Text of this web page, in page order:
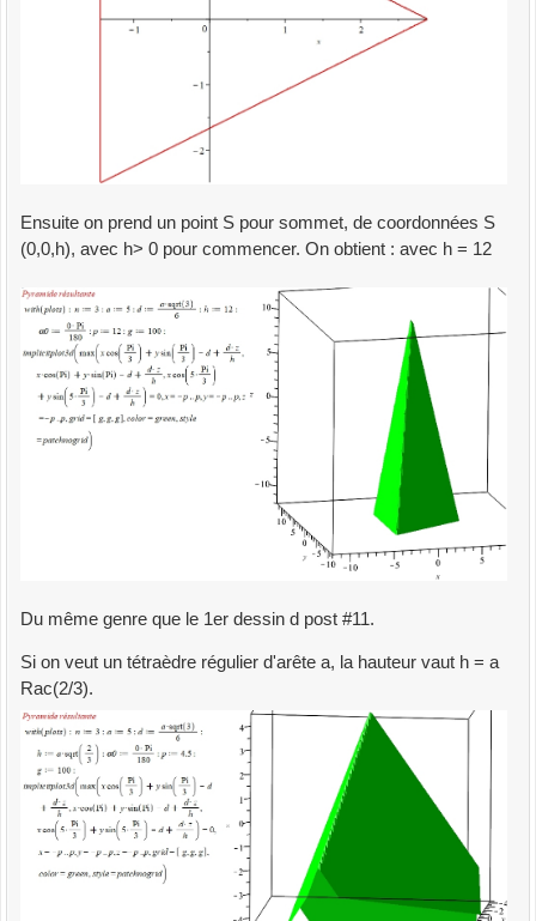
Ensuite on prend un point S pour sommet, de coordonnées S
(0,0,h), avec h> 0 pour commencer. On obtient : avec h = 12
Du même genre que le 1er dessin d post #11.
Si on veut un tétraèdre régulier d'arête a, la hauteur vaut h = a
Rac(2/3).